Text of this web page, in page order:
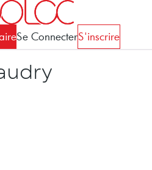
Se ConnecterS'inscrire